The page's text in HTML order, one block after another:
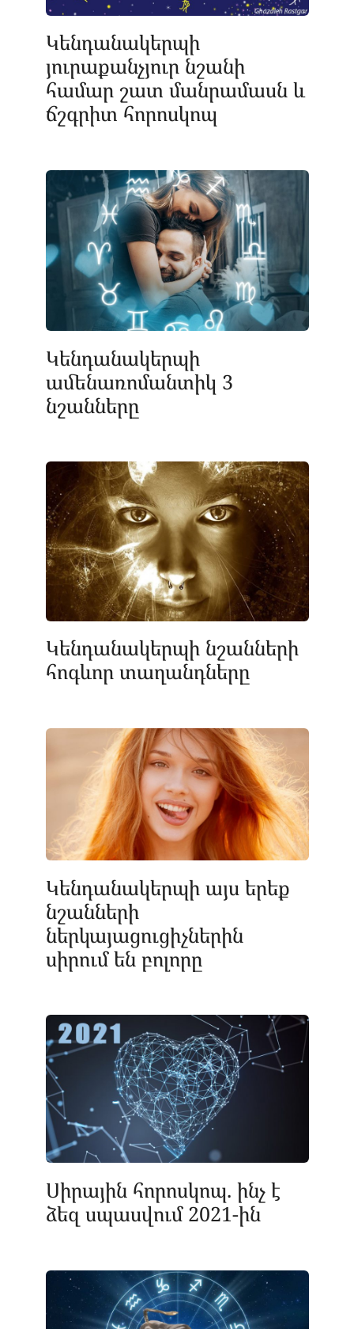
Կենդանակերպի
յուրաքանչյուր նշանի
համար շատ մանրամասն և
ճշգրիտ հորոսկոպ
Կենդանակերպի
ամենառոմանտիկ 3
նշանները
Կենդանակերպի նշանների
հոգևոր տաղանդները
Կենդանակերպի այս երեք
նշանների
ներկայացուցիչներին
սիրում են բոլորը
Սիրային հորոսկոպ. ինչ է
ձեզ սպասվում 2021-ին